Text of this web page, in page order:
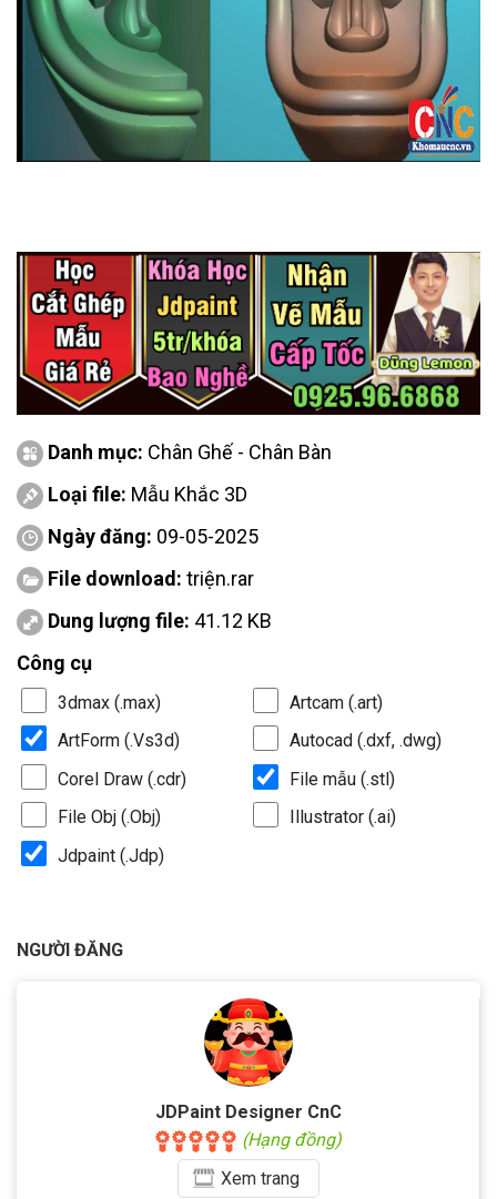
Danh mục: Chân Ghế - Chân Bàn
Loại file: Mẫu Khắc 3D
Ngày đăng: 09-05-2025
File download: triện.rar
Dung lượng file: 41.12 KB
Công cụ
3dmax (.max)
Artcam (.art)
ArtForm (.Vs3d)
Autocad (.dxf, .dwg)
Corel Draw (.cdr)
File mẫu (.stl)
File Obj (.Obj)
Illustrator (.ai)
Jdpaint (.Jdp)
NGƯỜI ĐĂNG
JDPaint Designer CnC
(Hạng đồng)
Xemtrang